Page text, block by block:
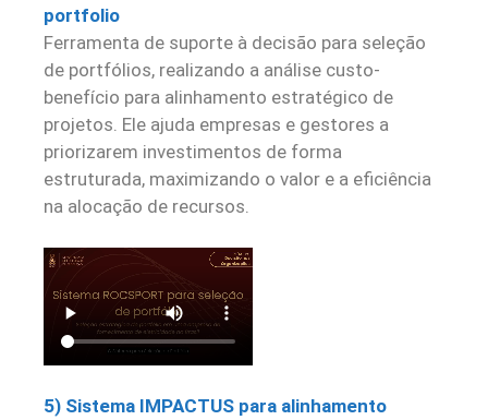
portfolio
Ferramenta de suporte à decisão para seleção
de portfólios, realizando a análise custo-
benefício para alinhamento estratégico de
projetos. Ele ajuda empresas e gestores a
priorizarem investimentos de forma
estruturada, maximizando o valor e a eficiência
na alocação de recursos.
5) Sistema IMPACTUS para alinhamento